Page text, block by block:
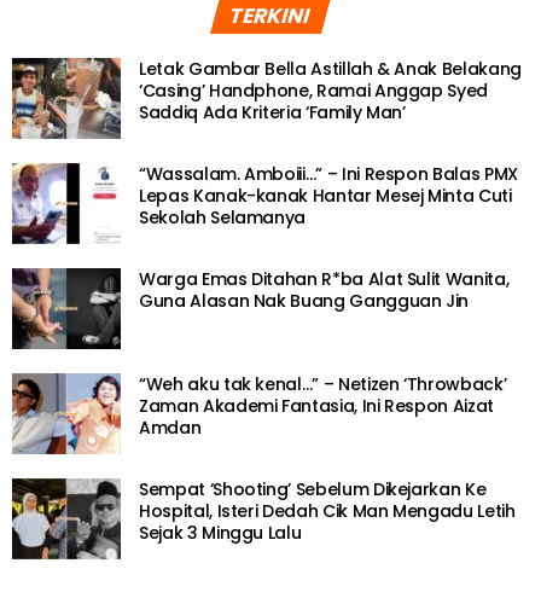
TERKINI
Letak Gambar Bella Astillah & Anak Belakang
‘Casing’ Handphone, Ramai Anggap Syed
Saddiq Ada Kriteria ‘Family Man’
“Wassalam. Amboiii…” – Ini Respon Balas PMX
Lepas Kanak-kanak Hantar Mesej Minta Cuti
Sekolah Selamanya
Warga Emas Ditahan R*ba Alat Sulit Wanita,
Guna Alasan Nak Buang Gangguan Jin
“Weh aku tak kenal…” – Netizen ‘Throwback’
Zaman Akademi Fantasia, Ini Respon Aizat
Amdan
Sempat ‘Shooting’ Sebelum Dikejarkan Ke
Hospital, Isteri Dedah Cik Man Mengadu Letih
Sejak 3 Minggu Lalu